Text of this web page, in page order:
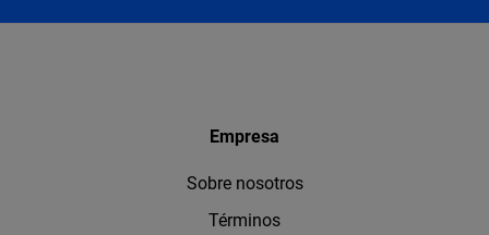
Empresa
Sobre nosotros
Términos